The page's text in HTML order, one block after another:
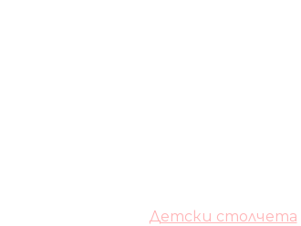
Детски столчета